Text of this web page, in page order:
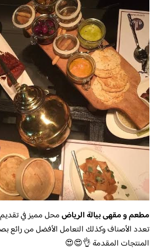
مطعم و مقهى بيالة الرياضمحل مميز في
تعدد الأصناف وكذلك التعامل الأفضل من رائع
المنتجات المقدمة 👌😍😍